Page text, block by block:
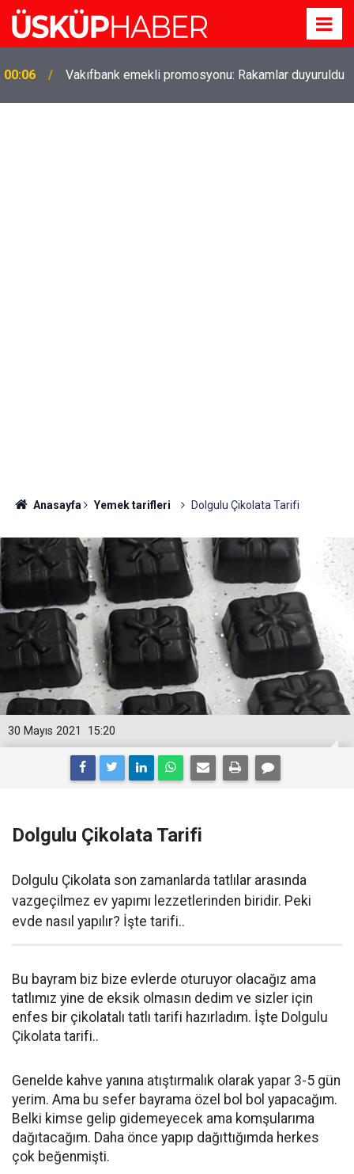
00:06 Vakıfbank emekli promosyonu: Rakamlar duyuruldu
19:21
Gözde oldu! Hem köy hem mahalle hayatı iç içe!
İzmir'deki doğal semt
Anasayfa Yemek tarifleri Dolgulu Çikolata Tarifi
15:20
30 Mayıs 2021
Dolgulu Çikolata Tarifi
Dolgulu Çikolata son zamanlarda tatlılar arasında
vazgeçilmez ev yapımı lezzetlerinden biridir. Peki
evde nasıl yapılır? İşte tarifi..
Bu bayram biz bize evlerde oturuyor olacağız ama
tatlımız yine de eksik olmasın dedim ve sizler için
enfes bir çikolatalı tatlı tarifi hazırladım. İşte Dolgulu
Çikolata tarifi..
Genelde kahve yanına atıştırmalık olarak yapar 3-5 gün
yerim. Ama bu sefer bayrama özel bol bol yapacağım.
Belki kimse gelip gidemeyecek ama komşularıma
dağıtacağım. Daha önce yapıp dağıttığımda herkes
çok beğenmişti.